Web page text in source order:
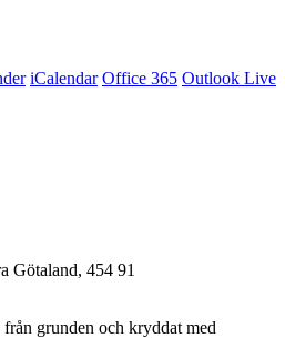
iCalendar Office 365 Outlook Live
Götaland, 454 91
grunden och kryddat med